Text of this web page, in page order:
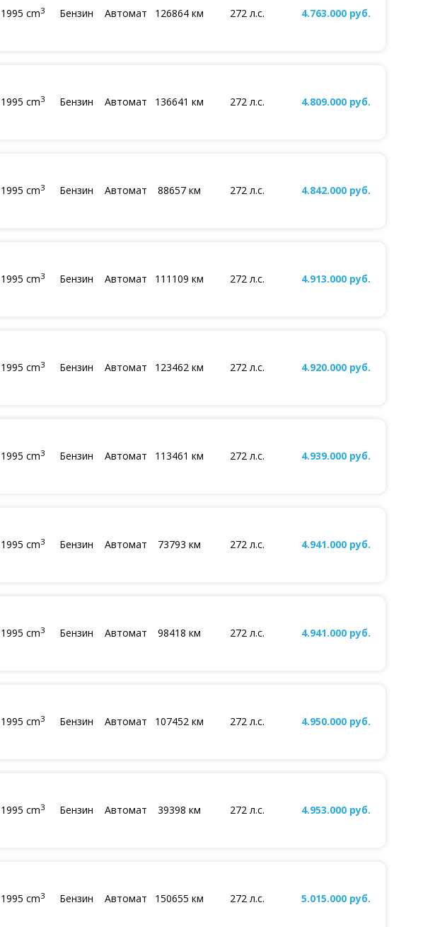
1995 cm3 Бензин Автомат 126864 км 272 л.с. 4.763.000 руб.
1995 cm3 Бензин Автомат 136641 км 272 л.с. 4.809.000 руб.
1995 cm3 Бензин Автомат 88657 км 272 л.с. 4.842.000 руб.
1995 cm3 Бензин Автомат 111109 км 272 л.с. 4.913.000 руб.
1995 cm3 Бензин Автомат 123462 км 272 л.с. 4.920.000 руб.
1995 cm3 Бензин Автомат 113461 км 272 л.с. 4.939.000 руб.
1995 cm3 Бензин Автомат 73793 км 272 л.с. 4.941.000 руб.
1995 cm3 Бензин Автомат 98418 км 272 л.с. 4.941.000 руб.
1995 cm3 Бензин Автомат 107452 км 272 л.с. 4.950.000 руб.
1995 cm3 Бензин Автомат 39398 км 272 л.с. 4.953.000 руб.
1995 cm3 Бензин Автомат 150655 км 272 л.с. 5.015.000 руб.